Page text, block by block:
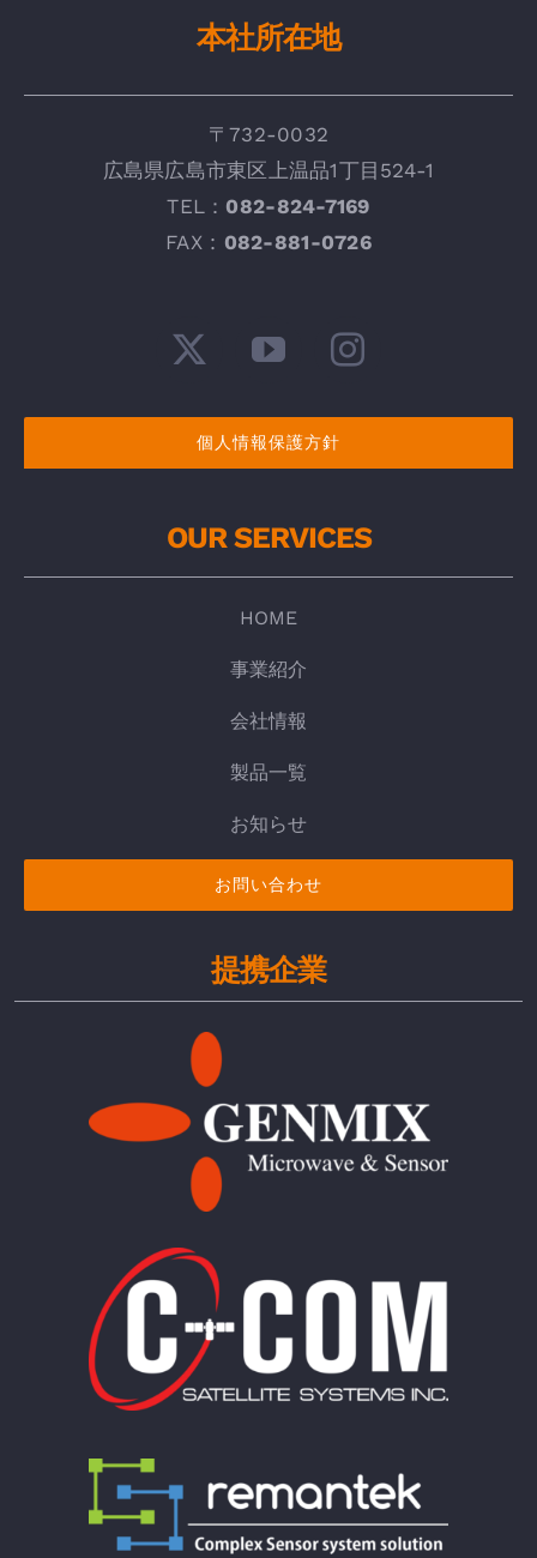
本社所在地
〒732-0032
広島県広島市東区上温品1丁目524-1
TEL： 082-824-7169
FAX : 082-881-0726
個人情報保護方針
OUR SERVICES
HOME
事業紹介
会社情報
製品一覧
お知らせ
お問い合わせ
提携企業